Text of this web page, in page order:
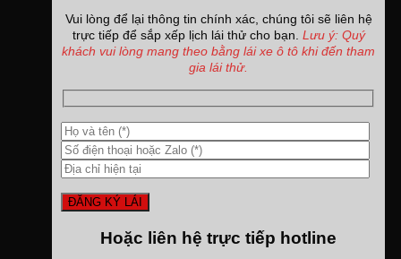
Vui lòng để lại thông tin chính xác, chúng tôi sẽ liên hệ
trực tiếp để sắp xếp lịch lái thử cho bạn. Lưu ý: Quý
khách vui lòng mang theo bằng lái xe ô tô khi đến tham
gia lái thử.
Hoặc liên hệ trực tiếp hotline